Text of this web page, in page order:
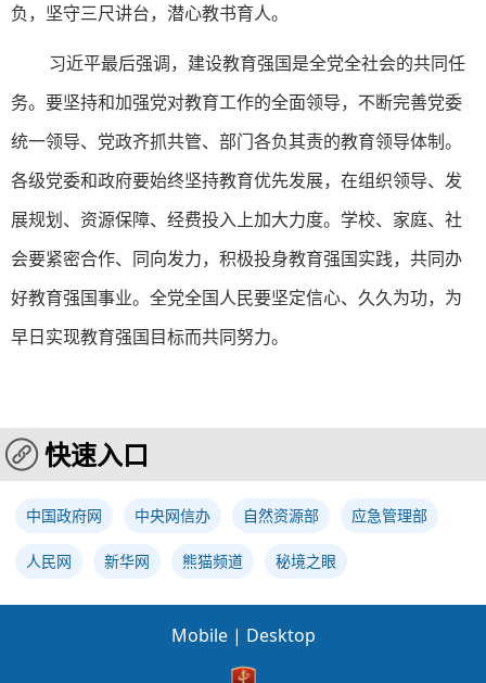
负，坚守三尺讲台，潜心教书育人。
习近平最后强调，建设教育强国是全党全社会的共同任
务。要坚持和加强党对教育工作的全面领导，不断完善党委
统一领导、党政齐抓共管、部门各负其责的教育领导体制。
各级党委和政府要始终坚持教育优先发展，在组织领导、发
展规划、资源保障、经费投入上加大力度。学校、家庭、社
会要紧密合作、同向发力，积极投身教育强国实践，共同办
好教育强国事业。全党全国人民要坚定信心、久久为功，为
早日实现教育强国目标而共同努力。
快速入口
中国政府网 中央网信办 自然资源部 应急管理部
人民网 新华网 熊猫频道 秘境之眼
Mobile | Desktop